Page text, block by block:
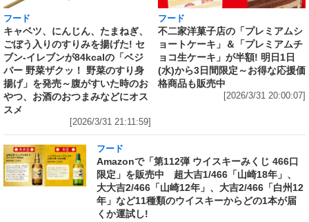
フード
キャベツ、にんじん、たまねぎ、
ごぼう入りのすりみを揚げた! セ
ブン‐イレブンが84kcalの「ベジ
バー 野菜ザクッ！ 野菜のすり身
揚げ」を発売～腹がすいた時のお
やつ、お酒のおつまみなどにオス
スメ
[2026/3/31 21:11:59]
フード
不二家洋菓子店の「プレミアムシ
ョートケーキ」＆「プレミアムチ
ョコ生ケーキ」が半額! 明日1日
(水)から3日間限定～お得な応援価
格商品も販売中
[2026/3/31 20:00:07]
フード
Amazonで「第112弾 ウイスキーみくじ 466口
限定」を販売中 超大吉1/466「山崎18年」、
大大吉2/466「山崎12年」、大吉2/466「白州12
年」など11種類のウイスキーからどの1本が届
くか運試し!